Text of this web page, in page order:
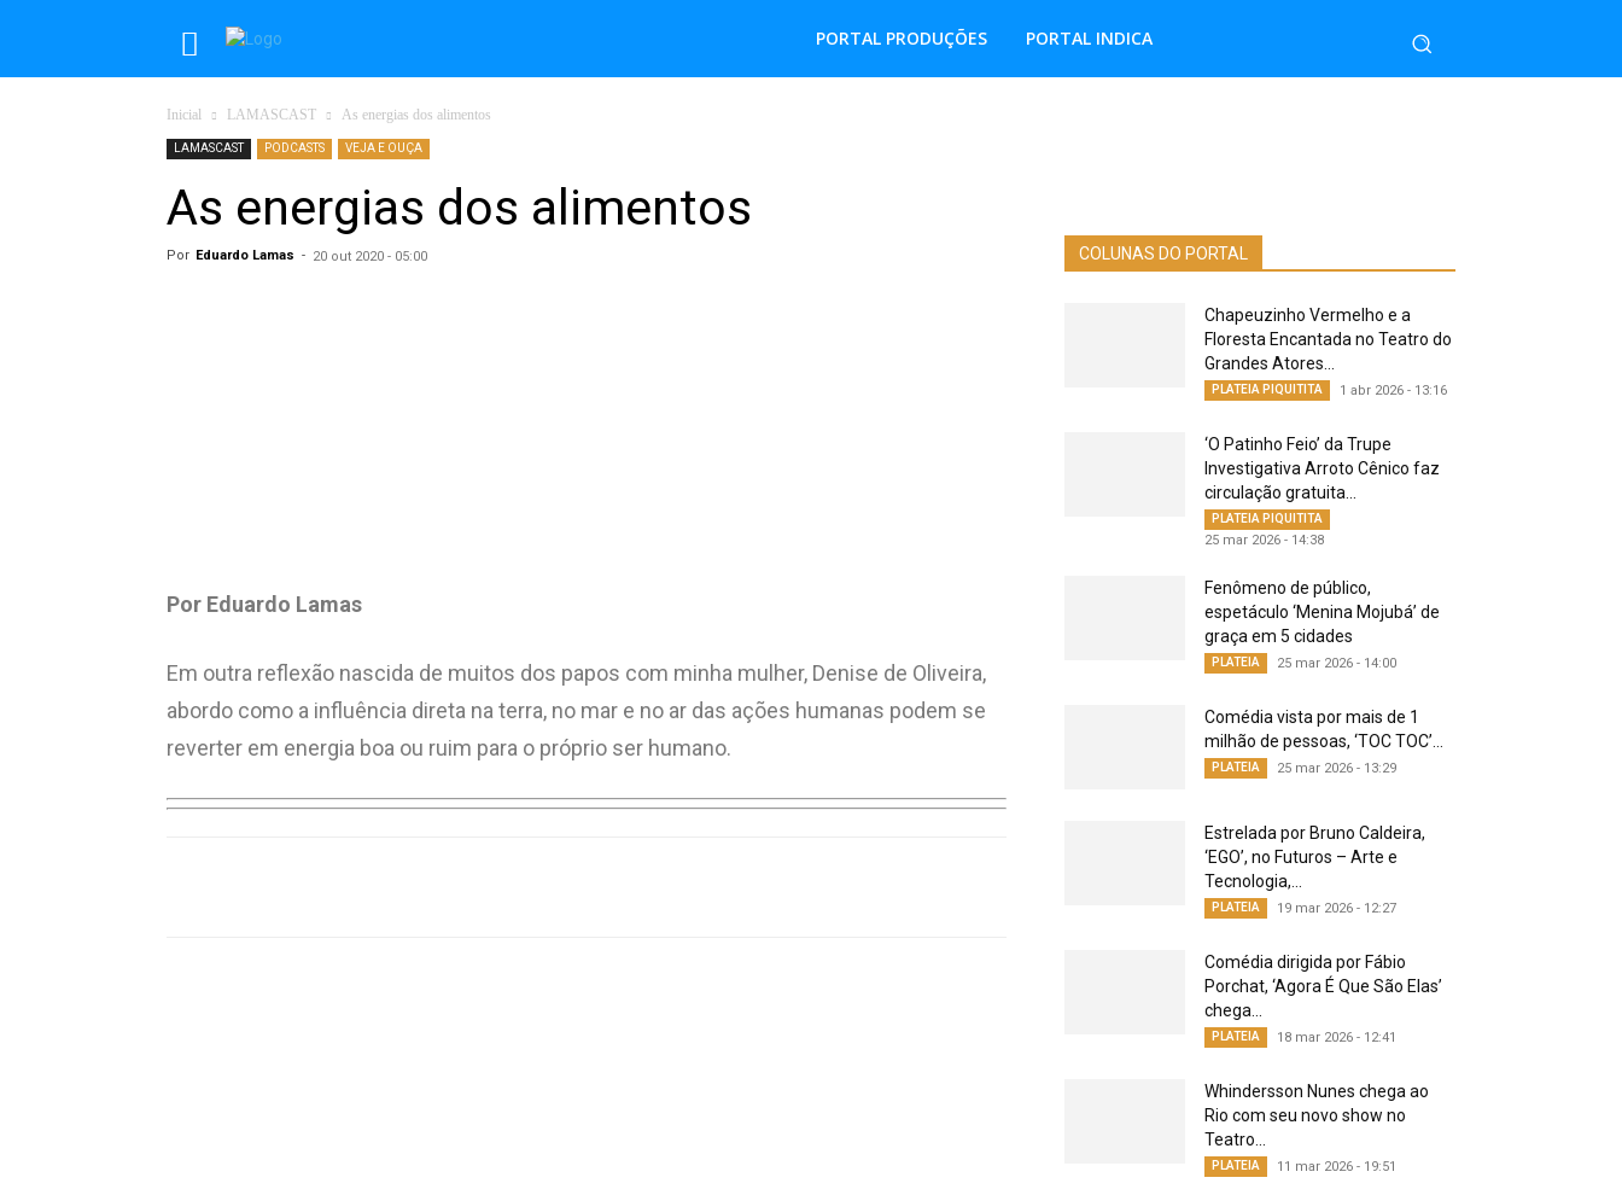
PORTAL PRODUÇÕES PORTAL INDICA
Inicial LAMASCAST As energias dos alimentos
LAMASCAST PODCASTS VEJA E OUÇA
As energias dos alimentos
Por Eduardo Lamas - 20 out 2020 - 05:00
Por Eduardo Lamas
Em outra reflexão nascida de muitos dos papos com minha mulher, Denise de Oliveira,
abordo como a influência direta na terra, no mar e no ar das ações humanas podem se
reverter em energia boa ou ruim para o próprio ser humano.
COLUNAS DO PORTAL
Chapeuzinho Vermelho e a
Floresta Encantada no Teatro do
Grandes Atores...
PLATEIA PIQUITITA 1 abr 2026 - 13:16
‘O Patinho Feio’ da Trupe
Investigativa Arroto Cênico faz
circulação gratuita...
PLATEIA PIQUITITA
25 mar 2026 - 14:38
Fenômeno de público,
espetáculo ‘Menina Mojubá’ de
graça em 5 cidades
PLATEIA 25 mar 2026 - 14:00
Comédia vista por mais de 1
milhão de pessoas, ‘TOC TOC’...
PLATEIA 25 mar 2026 - 13:29
Estrelada por Bruno Caldeira,
‘EGO’, no Futuros – Arte e
Tecnologia,...
PLATEIA 19 mar 2026 - 12:27
Comédia dirigida por Fábio
Porchat, ‘Agora É Que São Elas’
chega...
PLATEIA 18 mar 2026 - 12:41
Whindersson Nunes chega ao
Rio com seu novo show no
Teatro...
PLATEIA 11 mar 2026 - 19:51